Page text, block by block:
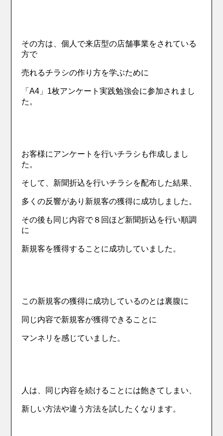
その方は、個人で来店型の店舗事業をされている
方で
売れるチラシの作り方を学ぶために
「A4」1枚アンケート実践勉強会に参加されまし
た。
お客様にアンケートを行いチラシも作成しまし
た。
そして、新聞折込を行いチラシを配布した結果、
多くの反響があり新規客の獲得に成功しました。
その後も同じ内容で８回ほど新聞折込を行い順調
に
新規客を獲得することに成功していました。
この新規客の獲得に成功しているのとは裏腹に
同じ内容で新規客が獲得できることに
マンネリを感じていました。
人は、同じ内容を続けることには飽きてしまい、
新しい方法や違う方法を試したくなります。